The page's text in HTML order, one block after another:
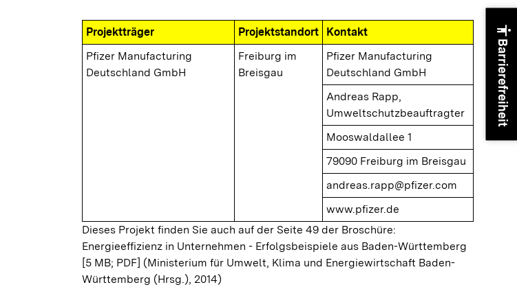
Projektträger Projektstandort
Kontakt
Pfizer Manufacturing
Deutschland GmbH
Freiburg im
Breisgau
Pfizer Manufacturing
Deutschland GmbH
Andreas Rapp,
Umweltschutzbeauftragter
Mooswaldallee 1
79090 Freiburg im Breisgau
andreas.rapp@pfizer.com
www.pfizer.de
Dieses Projekt finden Sie auch auf der Seite 49 der Broschüre:
Energieeffizienz in Unternehmen - Erfolgsbeispiele aus Baden-Württemberg
[5 MB; PDF] (Ministerium für Umwelt, Klima und Energiewirtschaft Baden-
Württemberg (Hrsg.), 2014)
accessibility
Barrierefreiheit